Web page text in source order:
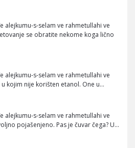
alejkumu-s-selam ve rahmetullahi ve
se obratite nekome koga lično
alejkumu-s-selam ve rahmetullahi ve
kojim nije korišten etanol. One u…
alejkumu-s-selam ve rahmetullahi ve
pojašenjeno. Pas je čuvar čega? U…